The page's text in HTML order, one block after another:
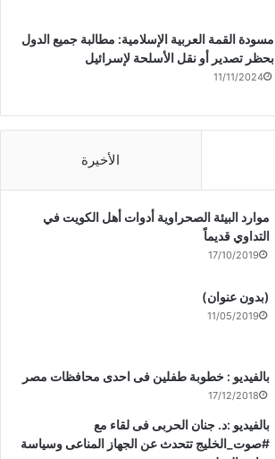
مسودة القمة العربية الإسلامية: مطالبة جميع الدول
بحظر تصدير أو نقل الأسلحة لإسرائيل
11/11/2024
الأخيرة
موارد البيئة الصحراوية أدوات أهل الكويت في
التداوي قديماً
17/10/2019
(بدون عنوان)
11/05/2019
بالفيديو : خطوبة طفلين فى احدى محافظات مصر
17/12/2018
بالفيديو :د. جنان الحربى فى لقاء مع
#صوت_الخليج تتحدث عن الجهاز المناعى وسياسة